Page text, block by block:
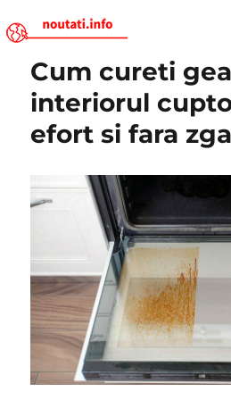
Noutati.Info
Cum cureti
interiorul
efort si fara